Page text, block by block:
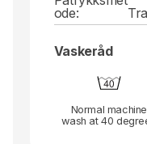
ode:
Vaskeråd
Normal machine
wash at 40